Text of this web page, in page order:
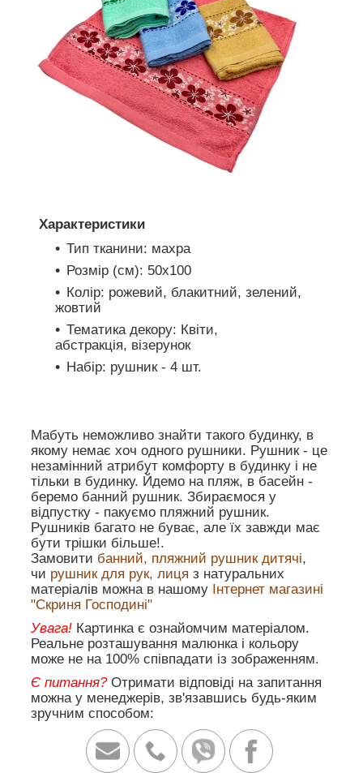
Характеристики
Тип тканини: махра
Розмір (см): 50х100
Колір: рожевий, блакитний, зелений,
жовтий
Тематика декору: Квіти,
абстракція, візерунок
Набір: рушник - 4 шт.
Мабуть неможливо знайти такого будинку, в
якому немає хоч одного рушники. Рушник - це
незамінний атрибут комфорту в будинку і не
тільки в будинку. Йдемо на пляж, в басейн -
беремо банний рушник. Збираємося у
відпустку - пакуємо пляжний рушник.
Рушників багато не буває, але їх завжди має
бути трішки більше!.
Замовити банний, пляжний рушник дитячі,
чи рушник для рук, лиця з натуральних
матеріалів можна в нашому Інтернет магазині
"Скриня Господині"
Увага! Картинка є ознайомчим матеріалом.
Реальне розташування малюнка і кольору
може не на 100% співпадати із зображенням.
Є питання? Отримати відповіді на запитання
можна у менеджерів, зв'язавшись будь-яким
зручним способом: